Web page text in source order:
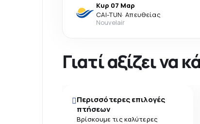
Κυρ 07 Μαρ
CAI-TUN· Απευθείας
Nouvelair
Γιατί αξίζει να
Περισσότερες επιλογές
πτήσεων
Βρίσκουμε τις καλύτερες